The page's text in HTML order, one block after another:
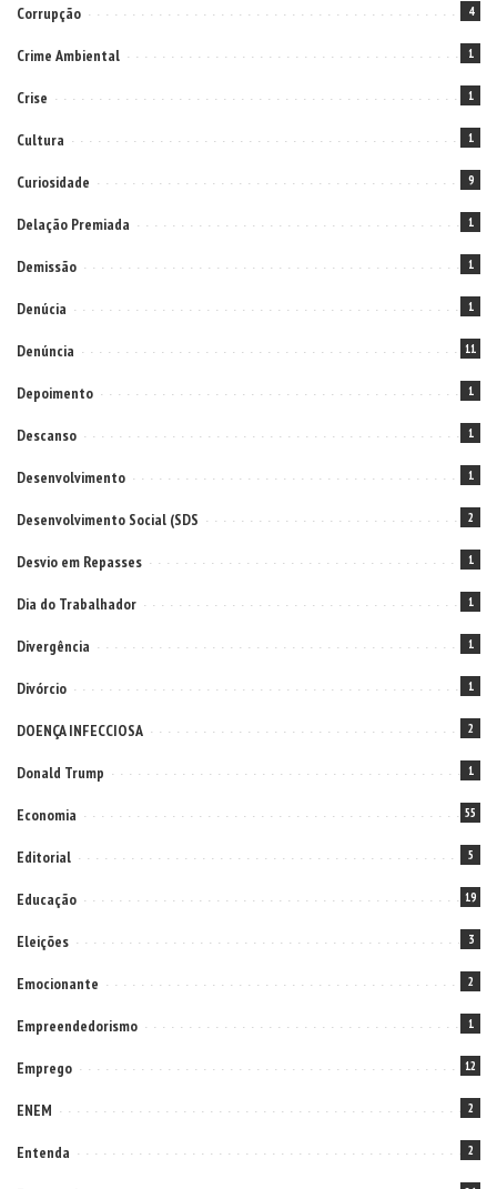
Corrupção 4
Crime Ambiental 1
Crise 1
Cultura 1
Curiosidade 9
Delação Premiada 1
Demissão 1
Denúcia 1
Denúncia 11
Depoimento 1
Descanso 1
Desenvolvimento 1
Desenvolvimento Social (SDS 2
Desvio em Repasses 1
Dia do Trabalhador 1
Divergência 1
Divórcio 1
DOENÇA INFECCIOSA 2
Donald Trump 1
Economia 55
Editorial 5
Educação 19
Eleições 3
Emocionante 2
Empreendedorismo 1
Emprego 12
ENEM 2
Entenda 2